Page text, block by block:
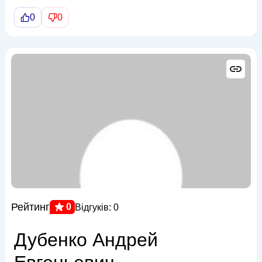
0 0
Рейтинг 0 Відгуків: 0
Дубенко Андрей